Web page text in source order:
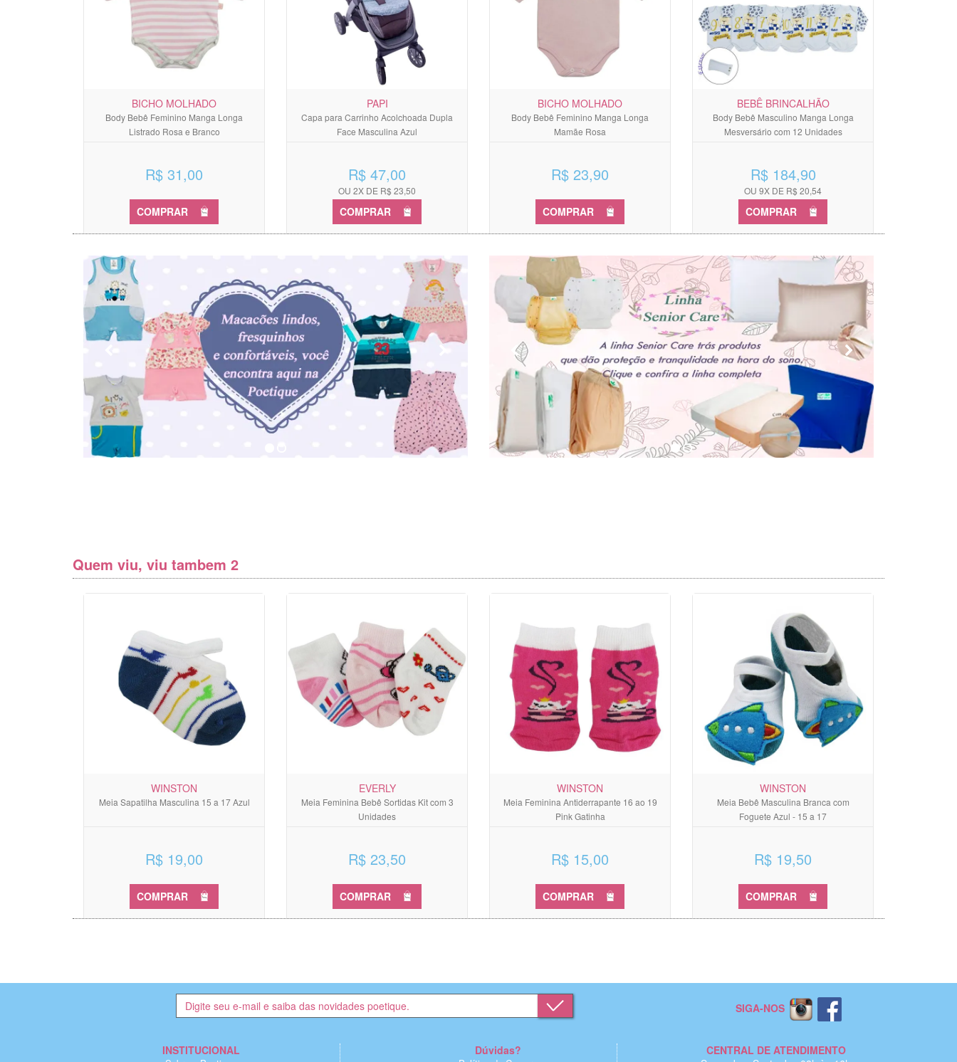
BICHO MOLHADO
Body Bebê Feminino Manga Longa
Listrado Rosa e Branco
R$ 31,00
COMPRAR
PAPI
Capa para Carrinho Acolchoada Dupla
Face Masculina Azul
R$ 47,00
OU 2X DE R$ 23,50
COMPRAR
BICHO MOLHADO
Body Bebê Feminino Manga Longa
Mamãe Rosa
R$ 23,90
COMPRAR
BEBÊ BRINCALHÃO
Body Bebê Masculino Manga Longa
Mesversário com 12 Unidades
R$ 184,90
OU 9X DE R$ 20,54
COMPRAR
Quem viu, viu tambem 2
WINSTON
Meia Sapatilha Masculina 15 a 17 Azul
R$ 19,00
COMPRAR
EVERLY
Meia Feminina Bebê Sortidas Kit com 3
Unidades
R$ 23,50
COMPRAR
WINSTON
Meia Feminina Antiderrapante 16 ao 19
Pink Gatinha
R$ 15,00
COMPRAR
WINSTON
Meia Bebê Masculina Branca com
Foguete Azul - 15 a 17
R$ 19,50
COMPRAR
SIGA-NOS
INSTITUCIONAL Dúvidas?
CENTRAL DE ATENDIMENTO